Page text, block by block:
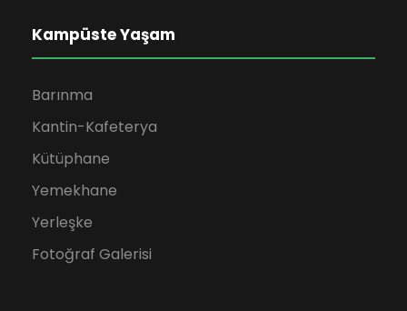
Kampüste Yaşam
Barınma
Kantin-Kafeterya
Kütüphane
Yemekhane
Yerleşke
Fotoğraf Galerisi